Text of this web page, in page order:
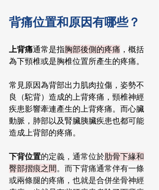
背痛位置和原因有哪些？
上背痛通常是指胸部後側的疼痛 ，概括
為下頸椎或是胸椎位置所產生的疼痛。
常見原因為背部出力肌肉拉傷，姿勢不
良（駝背）造成的上背疼痛，頸椎神經
疾患影響牽連產生的上背疼痛。而心臟
動脈，肺部以及腎臟胰臟疾患也都可能
造成上背部的疼痛。
下背位置的定義，通常位於肋骨下緣和
臀部摺痕之間。而下背痛通常伴有一條
或兩條腿的疼痛，也就是合併坐骨神經